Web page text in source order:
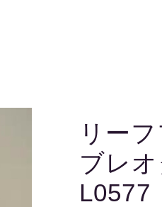
リー
ブレ
L0577